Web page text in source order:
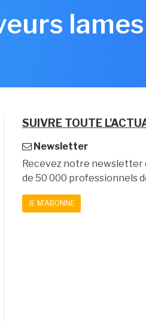
lames
SUIVRE TOUTE
Newsletter
Recevez notre newsletter
de 50 000 professionnels
JE M'ABONNE